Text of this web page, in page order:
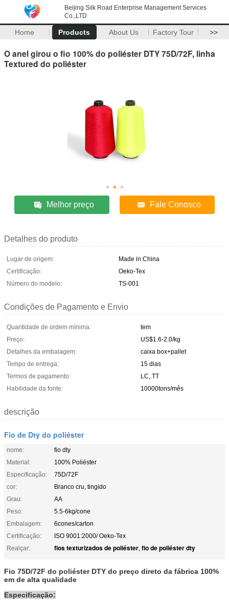
Beijing Silk Road Enterprise Management Services
Co.,LTD
Home Products About Us Factory Tour >>
O anel girou o fio 100% do poliéster DTY 75D/72F, linha
Textured do poliéster
Melhor preço Fale Conosco
Detalhes do produto
Lugar de origem:
Made in China
Certificação:
Oeko-Tex
Número do modelo:
TS-001
Condições de Pagamento e Envio
Quantidade de ordem mínima:
tem
Preço:
US$1.6-2.0/kg
Detalhes da embalagem:
caixa box+pallet
Tempo de entrega:
15 dias
Termos de pagamento:
LC, TT
Habilidade da fonte:
10000tons/mês
descrição
Fio de Dty do poliéster
nome:
fio dty
Material:
100% Poliéster
Especificação:
75D/72F
cor:
Branco cru, tingido
Grau:
AA
Peso:
5.5-6kg/cone
Embalagem:
6cones/carton
Certificação:
ISO 9001:2000/ Oeko-Tex
Realçar:
fios texturizados de poliéster, fio de poliéster dty
Fio 75D/72F do poliéster DTY do preço direto da fábrica 100%
em de alta qualidade
Especificação: